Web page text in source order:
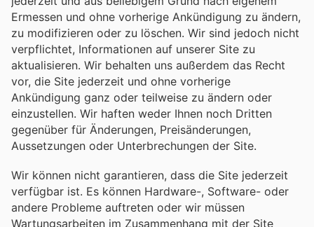
Ermessen und ohne vorherige Ankündigung zu ändern,
zu modifizieren oder zu löschen. Wir sind jedoch nicht
verpflichtet, Informationen auf unserer Site zu
aktualisieren. Wir behalten uns außerdem das Recht
vor, die Site jederzeit und ohne vorherige
Ankündigung ganz oder teilweise zu ändern oder
einzustellen. Wir haften weder Ihnen noch Dritten
gegenüber für Änderungen, Preisänderungen,
Aussetzungen oder Unterbrechungen der Site.
Wir können nicht garantieren, dass die Site jederzeit
verfügbar ist. Es können Hardware-, Software- oder
andere Probleme auftreten oder wir müssen
Wartungsarbeiten im Zusammenhang mit der Site